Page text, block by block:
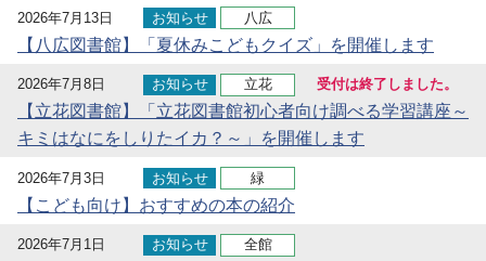
2026年7月13日 お知らせ 八広
【八広図書館】「夏休みこどもクイズ」を開催します
2026年7月8日 お知らせ 立花 受付は終了しました。
【立花図書館】「立花図書館初心者向け調べる学習講座～
キミはなにをしりたイカ？～」を開催します
2026年7月3日 お知らせ 緑
【こども向け】おすすめの本の紹介
2026年7月1日 お知らせ 全館